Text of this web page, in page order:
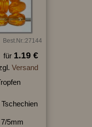
Best.Nr.:27144
für 1.19 €
Versand
5mm